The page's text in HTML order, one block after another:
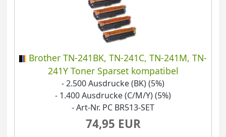
Brother TN-241BK, TN-241C, TN-241M, TN-
241Y Toner Sparset kompatibel
- 2.500 Ausdrucke (BK) (5%)
- 1.400 Ausdrucke (C/M/Y) (5%)
- Art-Nr. PC BR513-SET
74,95 EUR